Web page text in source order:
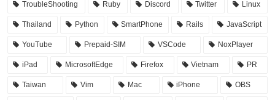
TroubleShooting Ruby Discord Twitter Linux
Thailand Python SmartPhone Rails JavaScript
YouTube Prepaid-SIM VSCode NoxPlayer
iPad MicrosoftEdge Firefox Vietnam PR
Taiwan Vim Mac iPhone OBS